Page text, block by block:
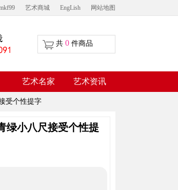
艺术商城 EngLish 网站地图
共 0 件商品
艺术名家 艺术资讯
受个性提字
绿小八尺接受个性提